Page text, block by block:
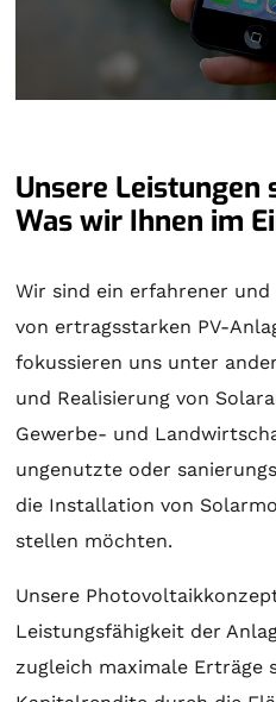
Unsere
Was wir Ihnen im
Wir sind ein erfahrener
von ertragsstarken PV-
fokussieren uns unter
und Realisierung von
Gewerbe- und
ungenutzte oder
die Installation von
stellen möchten.
Unsere
Leistungsfähigkeit der
zugleich maximale Erträge